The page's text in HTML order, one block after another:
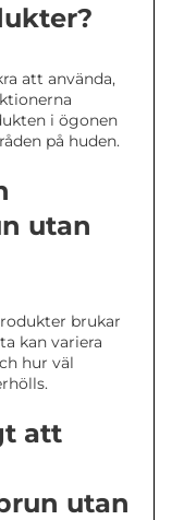
att använda,
i ögonen
på huden.
utan
brukar
kan variera
hur väl
att
utan